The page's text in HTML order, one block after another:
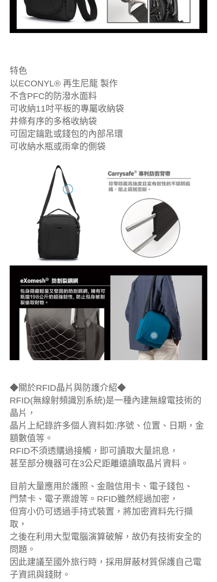
特色
以ECONYL® 再生尼龍 製作
不含PFC的防潑水面料
可收納11吋平板的專屬收納袋
井條有序的多格收納袋
可固定鑰匙或錢包的內部吊環
可收納水瓶或雨傘的側袋
◆關於RFID晶片與防護介紹◆
RFID(無線射頻識別系統)是一種內建無線電技術的
晶片，
晶片上紀錄許多個人資料如:序號、位置、日期，金
額數值等。
RFID不須透購過接觸，即可讀取大量訊息，
甚至部分機器可在3公尺距離遠讀取晶片資料。
目前大量應用於護照、金融信用卡、電子錢包、
門禁卡、電子票證等。RFID雖然經過加密，
但宵小仍可透過手持式裝置，將加密資料先行擷
取，
之後在利用大型電腦演算破解，故仍有技術安全的
問題。
因此建議至國外旅行時，採用屏蔽材質保護自己電
子資訊與錢財。